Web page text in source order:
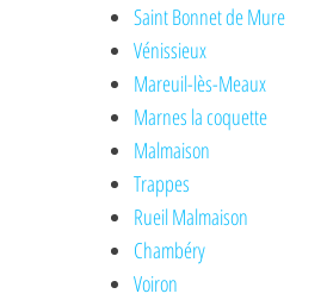
Saint Bonnet de Mure
Vénissieux
Mareuil-lès-Meaux
Marnes la coquette
Malmaison
Trappes
Rueil Malmaison
Chambéry
Voiron